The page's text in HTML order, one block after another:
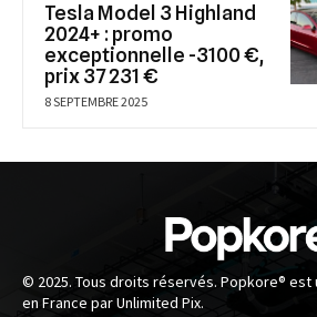
Tesla Model 3 Highland
2024+ : promo
exceptionnelle -3100 €,
prix 37 231 €
8 SEPTEMBRE 2025
© 2025. Tous droits réservés. Popkore® est
en France par Unlimited Pix.